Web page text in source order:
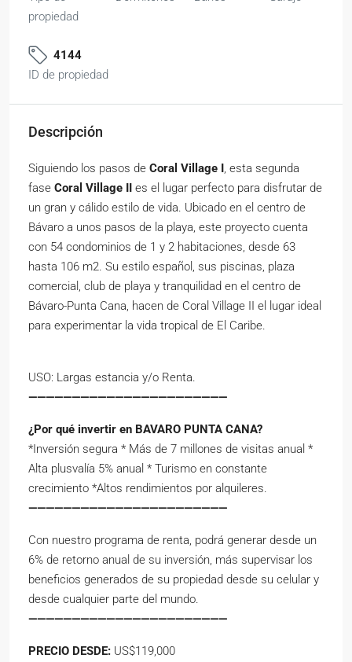
propiedad
4144
ID de propiedad
Descripción
Siguiendo los pasos de Coral Village I , esta segunda
fase Coral Village II es el lugar perfecto para disfrutar de
un gran y cálido estilo de vida. Ubicado en el centro de
Bávaro a unos pasos de la playa, este proyecto cuenta
con 54 condominios de 1 y 2 habitaciones, desde 63
hasta 106 m2. Su estilo español, sus piscinas, plaza
comercial, club de playa y tranquilidad en el centro de
Bávaro-Punta Cana, hacen de Coral Village II el lugar ideal
para experimentar la vida tropical de El Caribe.
USO: Largas estancia y/o Renta.
———————————————————————
¿Por qué invertir en BAVARO PUNTA CANA?
*Inversión segura * Más de 7 millones de visitas anual *
Alta plusvalía 5% anual * Turismo en constante
crecimiento *Altos rendimientos por alquileres.
———————————————————————
Con nuestro programa de renta, podrá generar desde un
6% de retorno anual de su inversión, más supervisar los
beneficios generados de su propiedad desde su celular y
desde cualquier parte del mundo.
———————————————————————
PRECIO DESDE: US$119,000